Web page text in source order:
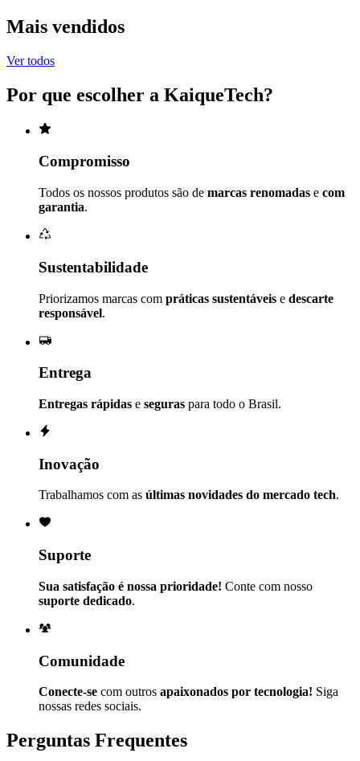
Mais vendidos
Ver todos
Por que escolher a KaiqueTech?
Compromisso
Todos os nossos produtos são de marcas renomadas e com
garantia.
Sustentabilidade
Priorizamos marcas com práticas sustentáveis e descarte
responsável.
Entrega
Entregas rápidas e seguras para todo o Brasil.
Inovação
Trabalhamos com as últimas novidades do mercado tech.
Suporte
Sua satisfação é nossa prioridade! Conte com nosso
suporte dedicado.
Comunidade
Conecte-se com outros apaixonados por tecnologia! Siga
nossas redes sociais.
Perguntas Frequentes